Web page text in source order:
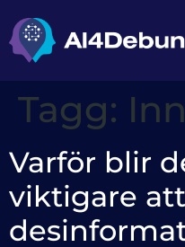
innehåll
Tagg:
Varför blir
viktigare